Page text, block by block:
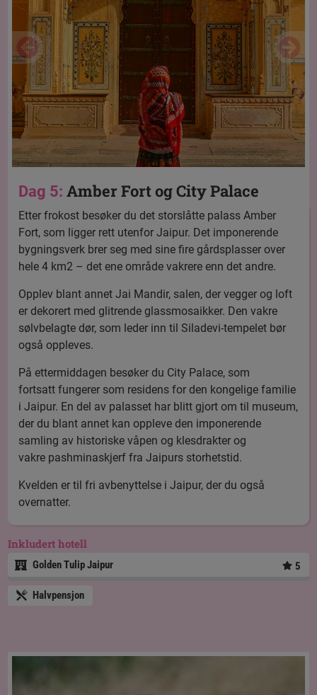
Dag 5:Amber Fort og City Palace
Etter frokost besøker du det storslåtte palass Amber
Fort, som ligger rett utenfor Jaipur. Det imponerende
bygningsverk brer seg med sine fire gårdsplasser over
hele 4 km2 – det ene område vakrere enn det andre.
Opplev blant annet Jai Mandir, salen, der vegger og loft
er dekorert med glitrende glassmosaikker. Den vakre
sølvbelagte dør, som leder inn til Siladevi-tempelet bør
også oppleves.
På ettermiddagen besøker du City Palace, som
fortsatt fungerer som residens for den kongelige familie
i Jaipur. En del av palasset har blitt gjort om til museum,
der du blant annet kan oppleve den imponerende
samling av historiske våpen og klesdrakter og
vakre pashminaskjerf fra Jaipurs storhetstid.
Kvelden er til fri avbenyttelse i Jaipur, der du også
overnatter.
Inkludert hotell
Golden Tulip Jaipur 5
Halvpensjon